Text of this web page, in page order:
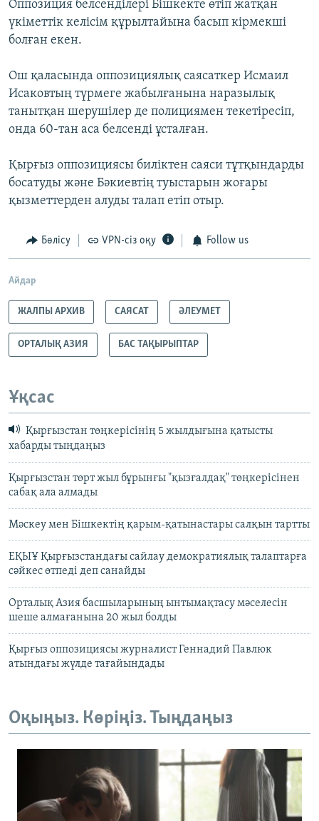
Оппозиция белсенділері Бішкекте өтіп жатқан
үкіметтік келісім құрылтайына басып кірмекші
болған екен.
Ош қаласында оппозициялық саясаткер Исмаил
Исаковтың түрмеге жабылғанына наразылық
танытқан шерушілер де полициямен текетіресіп,
онда 60-тан аса белсенді ұсталған.
Қырғыз оппозициясы биліктен саяси тұтқындарды
босатуды және Бәкиевтің туыстарын жоғары
қызметтерден алуды талап етіп отыр.
Бөлісу VPN-сіз оқу Follow us
Айдар
ЖАЛПЫ АРХИВ САЯСАТ ӘЛЕУМЕТ
ОРТАЛЫҚ АЗИЯ БАС ТАҚЫРЫПТАР
Ұқсас
Қырғызстан төңкерісінің 5 жылдығына қатысты
хабарды тыңдаңыз
Қырғызстан төрт жыл бұрынғы "қызғалдақ" төңкерісінен
сабақ ала алмады
Мәскеу мен Бішкектің қарым-қатынастары салқын тартты
ЕҚЫҰ Қырғызстандағы сайлау демократиялық талаптарға
сәйкес өтпеді деп санайды
Орталық Азия басшыларының ынтымақтасу мәселесін
шеше алмағанына 20 жыл болды
Қырғыз оппозициясы журналист Геннадий Павлюк
атындағы жүлде тағайындады
Оқыңыз. Көріңіз. Тыңдаңыз